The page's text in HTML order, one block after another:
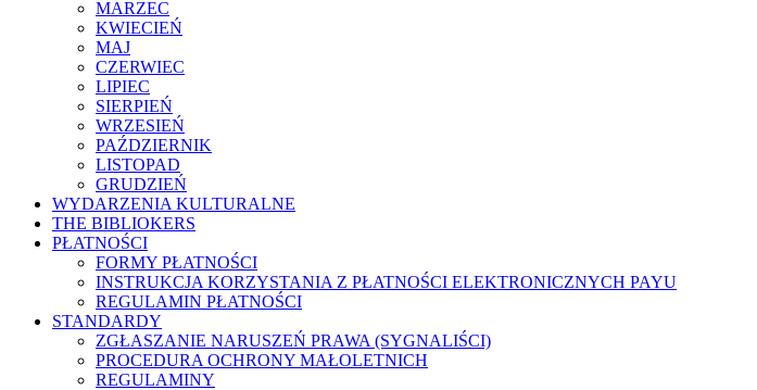
MARZEC
KWIECIEŃ
MAJ
CZERWIEC
LIPIEC
SIERPIEŃ
WRZESIEŃ
PAŹDZIERNIK
LISTOPAD
GRUDZIEŃ
WYDARZENIA KULTURALNE
THE BIBLIOKERS
PŁATNOŚCI
FORMY PŁATNOŚCI
INSTRUKCJA KORZYSTANIA Z PŁATNOŚCI ELEKTRONICZNYCH PAYU
REGULAMIN PŁATNOŚCI
STANDARDY
ZGŁASZANIE NARUSZEŃ PRAWA (SYGNALIŚCI)
PROCEDURA OCHRONY MAŁOLETNICH
REGULAMINY